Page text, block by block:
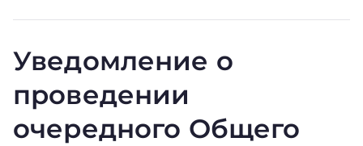
Уведомление о
проведении
очередного Общего